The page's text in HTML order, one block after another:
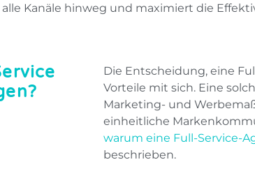
Kanäle hinweg und maximiert die
Die Entscheidung, eine
Vorteile mit sich. Eine
Marketing- und
einheitliche
warum eine Full-Service-
beschrieben.